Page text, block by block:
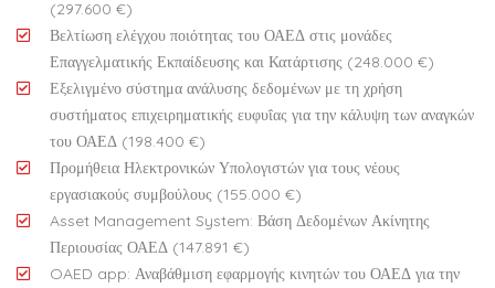
(297.600 €)
Βελτίωση ελέγχου ποιότητας του ΟΑΕΔ στις μονάδες
Επαγγελματικής Εκπαίδευσης και Κατάρτισης (248.000 €)
Εξελιγμένο σύστημα ανάλυσης δεδομένων με τη χρήση
συστήματος επιχειρηματικής ευφυΐας για την κάλυψη των αναγκών
του ΟΑΕΔ (198.400 €)
Προμήθεια Ηλεκτρονικών Υπολογιστών για τους νέους
εργασιακούς συμβούλους (155.000 €)
Asset Management System: Βάση Δεδομένων Ακίνητης
Περιουσίας ΟΑΕΔ (147.891 €)
OAED app: Αναβάθμιση εφαρμογής κινητών του ΟΑΕΔ για την